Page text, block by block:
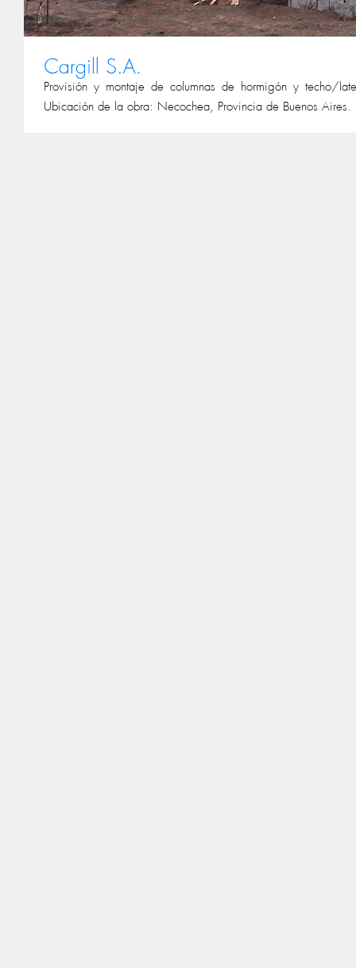
Provisión y montaje de columnas de hormigón y techo/
Ubicación de la obra: Necochea, Provincia de Buenos